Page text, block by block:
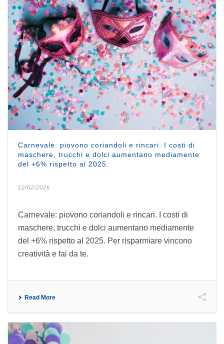
Carnevale: piovono coriandoli e rincari. I costi di
maschere, trucchi e dolci aumentano mediamente
del +6% rispetto al 2025.
12/02/2026
Carnevale: piovono coriandoli e rincari. I costi di
maschere, trucchi e dolci aumentano mediamente
del +6% rispetto al 2025. Per risparmiare vincono
creatività e fai da te.
Read More